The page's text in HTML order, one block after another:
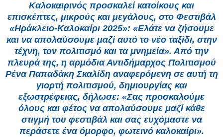
Καλοκαιρινός προσκαλεί κατοίκους και
επισκέπτες, μικρούς και μεγάλους, στο Φεστιβάλ
«Ηράκλειο-Καλοκαίρι 2025»: «Ελάτε να ζήσουμε
και να απολαύσουμε μαζί αυτό το νέο ταξίδι, στην
τέχνη, τον πολιτισμό και τα μνημεία». Από την
πλευρά της, η αρμόδια Αντιδήμαρχος Πολιτισμού
Ρένα Παπαδάκη Σκαλίδη αναφερόμενη σε αυτή τη
γιορτή πολιτισμού, δημιουργίας και
εξωστρέφειας, δήλωσε: «Σας προσκαλούμε
όλους και φέτος να απολαύσουμε μαζί κάθε
στιγμή του φεστιβάλ και σας ευχόμαστε να
περάσετε ένα όμορφο, φωτεινό καλοκαίρι».